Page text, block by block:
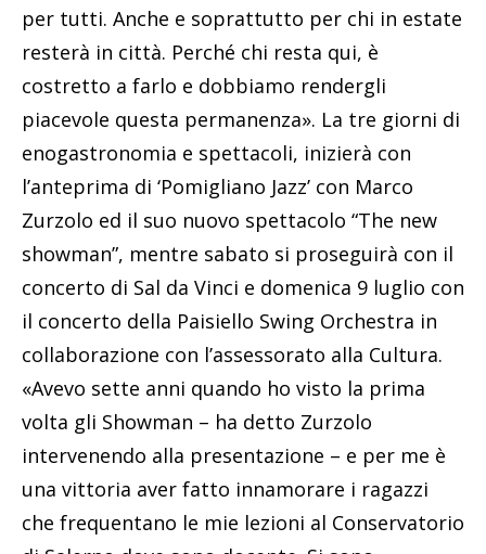
per tutti. Anche e soprattutto per chi in estate
resterà in città. Perché chi resta qui, è
costretto a farlo e dobbiamo rendergli
piacevole questa permanenza». La tre giorni di
enogastronomia e spettacoli, inizierà con
l’anteprima di ‘Pomigliano Jazz’ con Marco
Zurzolo ed il suo nuovo spettacolo “The new
showman”, mentre sabato si proseguirà con il
concerto di Sal da Vinci e domenica 9 luglio con
il concerto della Paisiello Swing Orchestra in
collaborazione con l’assessorato alla Cultura.
«Avevo sette anni quando ho visto la prima
volta gli Showman – ha detto Zurzolo
intervenendo alla presentazione – e per me è
una vittoria aver fatto innamorare i ragazzi
che frequentano le mie lezioni al Conservatorio